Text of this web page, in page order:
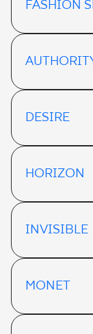
FASHION
DESIRE
HORIZON
INVISIBLE
MONET